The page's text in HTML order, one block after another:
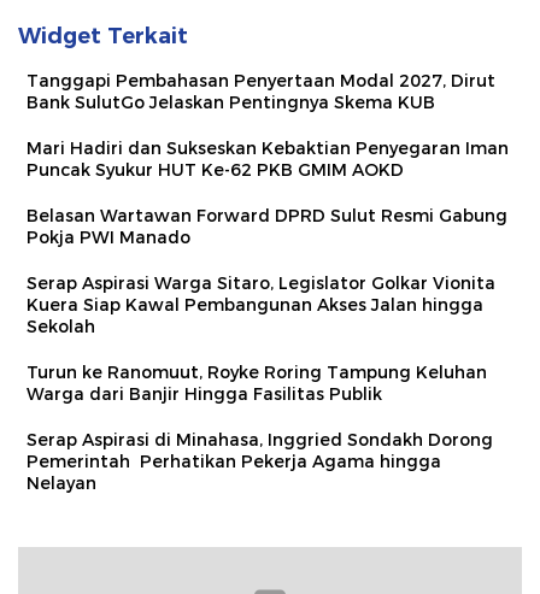
Widget Terkait
Tanggapi Pembahasan Penyertaan Modal 2027, Dirut
Bank SulutGo Jelaskan Pentingnya Skema KUB
Mari Hadiri dan Sukseskan Kebaktian Penyegaran Iman
Puncak Syukur HUT Ke-62 PKB GMIM AOKD
Belasan Wartawan Forward DPRD Sulut Resmi Gabung
Pokja PWI Manado
Serap Aspirasi Warga Sitaro, Legislator Golkar Vionita
Kuera Siap Kawal Pembangunan Akses Jalan hingga
Sekolah​
Turun ke Ranomuut, Royke Roring Tampung Keluhan
Warga dari Banjir Hingga Fasilitas Publik
Serap Aspirasi di Minahasa, Inggried Sondakh Dorong
Pemerintah Perhatikan Pekerja Agama hingga
Nelayan